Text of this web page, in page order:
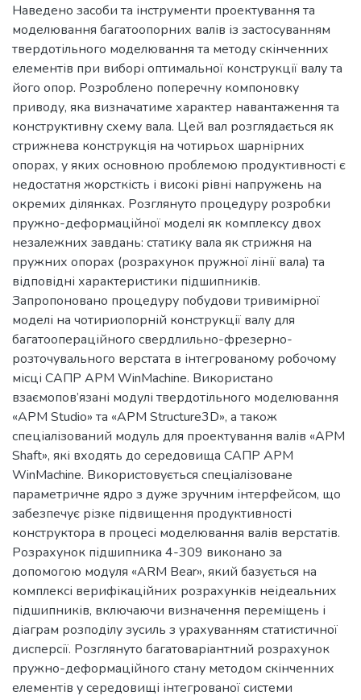
Наведено засоби та інструменти проектування та
моделювання багатоопорних валів із застосуванням
твердотільного моделювання та методу скінченних
елементів при виборі оптимальної конструкції валу та
його опор. Розроблено поперечну компоновку
приводу, яка визначатиме характер навантаження та
конструктивну схему вала. Цей вал розглядається як
стрижнева конструкція на чотирьох шарнірних
опорах, у яких основною проблемою продуктивності є
недостатня жорсткість і високі рівні напружень на
окремих ділянках. Розглянуто процедуру розробки
пружно-деформаційної моделі як комплексу двох
незалежних завдань: статику вала як стрижня на
пружних опорах (розрахунок пружної лінії вала) та
відповідні характеристики підшипників.
Запропоновано процедуру побудови тривимірної
моделі на чотириопорній конструкції валу для
багатоопераційного свердлильно-фрезерно-
розточувального верстата в інтегрованому робочому
місці САПР АРМ WinMachine. Використано
взаємопов’язані модулі твердотільного моделювання
«AРM Studio» та «AРM Structure3D», а також
спеціалізований модуль для проектування валів «AРM
Shaft», які входять до середовища САПР APM
WinMachine. Використовується спеціалізоване
параметричне ядро з дуже зручним інтерфейсом, що
забезпечує різке підвищення продуктивності
конструктора в процесі моделювання валів верстатів.
Розрахунок підшипника 4-309 виконано за
допомогою модуля «ARM Bear», який базується на
комплексі верифікаційних розрахунків неідеальних
підшипників, включаючи визначення переміщень і
діаграм розподілу зусиль з урахуванням статистичної
дисперсії. Розглянуто багатоваріантний розрахунок
пружно-деформаційного стану методом скінченних
елементів у середовищі інтегрованої системи